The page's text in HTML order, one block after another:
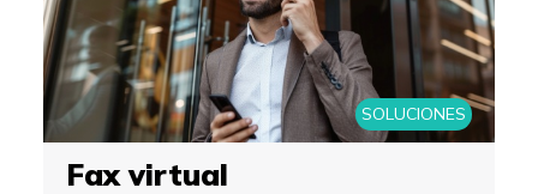
SOLUCIONES
Fax virtual